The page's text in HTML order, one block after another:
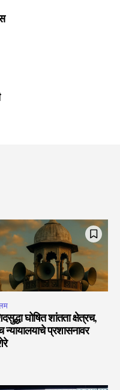
घोषित शांतता क्षेत्रच,
न्यायालयाचे प्रशासनावर